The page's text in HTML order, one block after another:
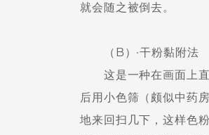
就会随之被倒去。
（B）·干粉黏附法
这是一种在画面上直
后用小色筛（颇似中药
地来回扫几下，这样色